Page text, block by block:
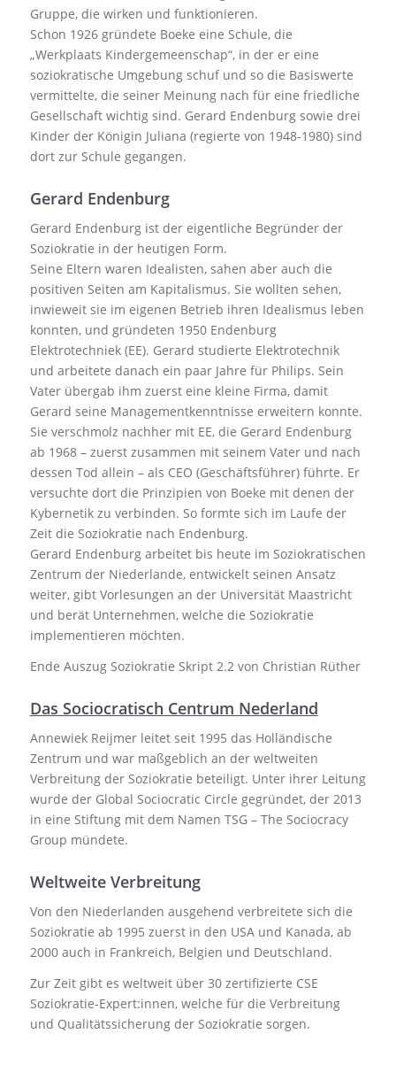
Gruppe, die wirken und funktionieren.
Schon 1926 gründete Boeke eine Schule, die
„Werkplaats Kindergemeenschap“, in der er eine
soziokratische Umgebung schuf und so die Basiswerte
vermittelte, die seiner Meinung nach für eine friedliche
Gesellschaft wichtig sind. Gerard Endenburg sowie drei
Kinder der Königin Juliana (regierte von 1948-1980) sind
dort zur Schule gegangen.
Gerard Endenburg
Gerard Endenburg ist der eigentliche Begründer der
Soziokratie in der heutigen Form.
Seine Eltern waren Idealisten, sahen aber auch die
positiven Seiten am Kapitalismus. Sie wollten sehen,
inwieweit sie im eigenen Betrieb ihren Idealismus leben
konnten, und gründeten 1950 Endenburg
Elektrotechniek (EE). Gerard studierte Elektrotechnik
und arbeitete danach ein paar Jahre für Philips. Sein
Vater übergab ihm zuerst eine kleine Firma, damit
Gerard seine Managementkenntnisse erweitern konnte.
Sie verschmolz nachher mit EE, die Gerard Endenburg
ab 1968 – zuerst zusammen mit seinem Vater und nach
dessen Tod allein – als CEO (Geschäftsführer) führte. Er
versuchte dort die Prinzipien von Boeke mit denen der
Kybernetik zu verbinden. So formte sich im Laufe der
Zeit die Soziokratie nach Endenburg.
Gerard Endenburg arbeitet bis heute im Soziokratischen
Zentrum der Niederlande, entwickelt seinen Ansatz
weiter, gibt Vorlesungen an der Universität Maastricht
und berät Unternehmen, welche die Soziokratie
implementieren möchten.
Ende Auszug Soziokratie Skript 2.2 von Christian Rüther
Das Sociocratisch Centrum Nederland
Annewiek Reijmer leitet seit 1995 das Holländische
Zentrum und war maßgeblich an der weltweiten
Verbreitung der Soziokratie beteiligt. Unter ihrer Leitung
wurde der Global Sociocratic Circle gegründet, der 2013
in eine Stiftung mit dem Namen TSG – The Sociocracy
Group mündete.
Weltweite Verbreitung
Von den Niederlanden ausgehend verbreitete sich die
Soziokratie ab 1995 zuerst in den USA und Kanada, ab
2000 auch in Frankreich, Belgien und Deutschland.
Zur Zeit gibt es weltweit über 30 zertifizierte CSE
Soziokratie-Expert:innen, welche für die Verbreitung
und Qualitätssicherung der Soziokratie sorgen.